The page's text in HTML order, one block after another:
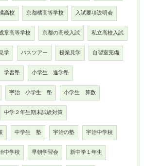
高校 京都橘高等学校 入試要項説明会
章高等学校 京都の高校入試 私立高校入試
学 バスツアー 授業見学 自習室完備
学習塾 小学生 進学塾
宇治 小学生 塾 小学生 算数
中学２年生期末試験対策
中学生 塾 宇治の塾 宇治中学校
中学校 早朝学習会 新中学１年生